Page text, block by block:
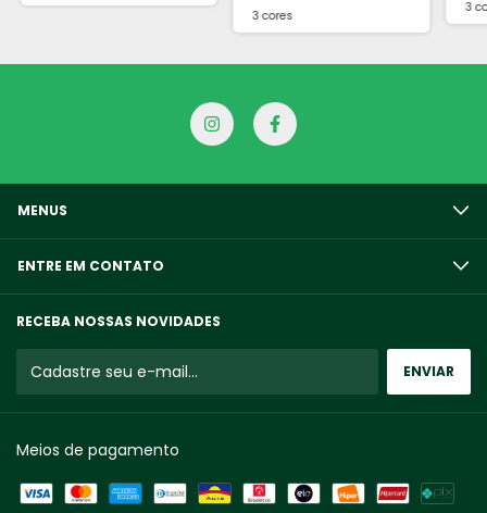
3 cores
3
MENUS
ENTRE EM CONTATO
RECEBA NOSSAS NOVIDADES
Meios de pagamento